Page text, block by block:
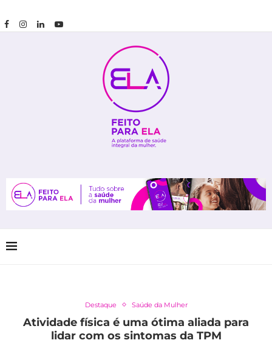
Destaque Saúde da Mulher
Atividade física é uma ótima aliada para
lidar com os sintomas da TPM